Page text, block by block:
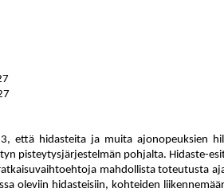
että hidasteita ja muita ajonopeuksien
pisteytysjärjestelmän pohjalta. Hidaste-
mahdollista toteutusta
oleviin hidasteisiin, kohteiden